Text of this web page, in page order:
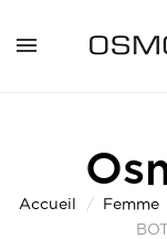
Accueil Femme